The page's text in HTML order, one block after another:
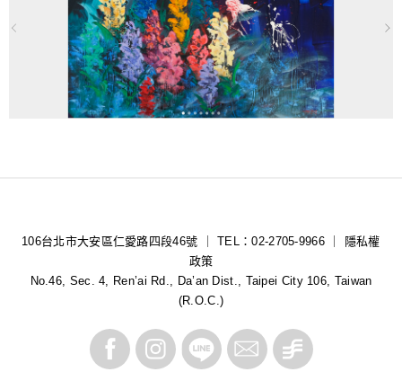
106台北市大安區仁愛路四段46號 ｜ TEL：02-2705-9966 ｜ 隱私權
政策
No.46, Sec. 4, Ren’ai Rd., Da’an Dist., Taipei City 106, Taiwan
(R.O.C.)